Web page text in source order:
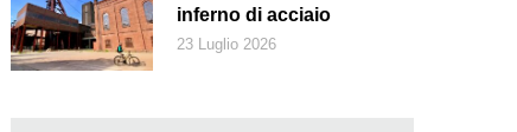
inferno di acciaio
23 Luglio 2026